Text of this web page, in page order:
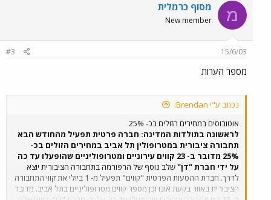
מ מסוף כרמלית
New member
15/6/03
#3
מספר הערות
נכתב ע"י Brendan:
אוטובוסים במחירים הזולים בכ- 25%
לראשונה בתולדות המדינה: חברה פרטית תפעיל מהחודש הבא
תחבורה ציבורית במטרופולין תל אביב במחירים הזולים בכ-
25% מדובר ב- 23 קווים עירוניים ומטרופוליניים שהופעלו עד כה
על ידי חברת "דן"שלב נוסף של הרפורמה בתחבורה הציבורית יוצא
לדרך. חברת ההסעות הפרטית "קווים" תפעיל מ- 1 ביולי את קווי התחבורה
הציבורית באזור בקעת אונו וכן מספר קווים מטרופוליניים בתל אביב. מדובר